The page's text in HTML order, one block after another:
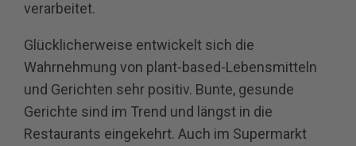
verarbeitet.
Glücklicherweise entwickelt sich die
Wahrnehmung von plant-based-Lebensmitteln
und Gerichten sehr positiv. Bunte, gesunde
Gerichte sind im Trend und längst in die
Restaurants eingekehrt. Auch im Supermarkt